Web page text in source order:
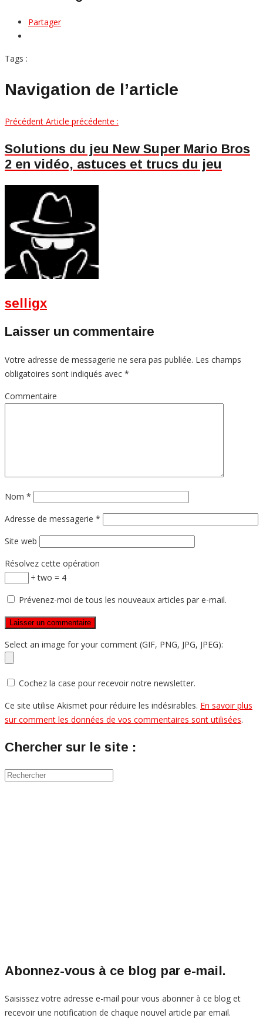
Partager
Tags :
Navigation de l’article
Précédent Article précédente :
Solutions du jeu New Super Mario Bros
2 en vidéo, astuces et trucs du jeu
selligx
Laisser un commentaire
Votre adresse de messagerie ne sera pas publiée. Les champs
obligatoires sont indiqués avec *
Commentaire
Nom *
Adresse de messagerie *
Site web
Résolvez cette opération
÷ two = 4
Prévenez-moi de tous les nouveaux articles par e-mail.
Select an image for your comment (GIF, PNG, JPG, JPEG):
Cochez la case pour recevoir notre newsletter.
Ce site utilise Akismet pour réduire les indésirables. En savoir plus
sur comment les données de vos commentaires sont utilisées.
Chercher sur le site :
Abonnez-vous à ce blog par e-mail.
Saisissez votre adresse e-mail pour vous abonner à ce blog et
recevoir une notification de chaque nouvel article par email.